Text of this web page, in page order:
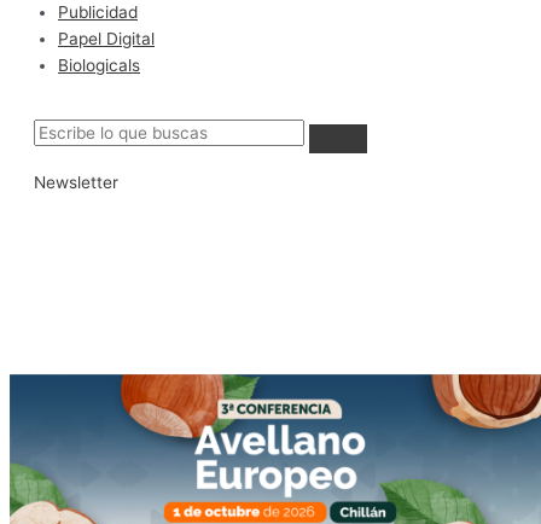
Publicidad
Papel Digital
Biologicals
Newsletter